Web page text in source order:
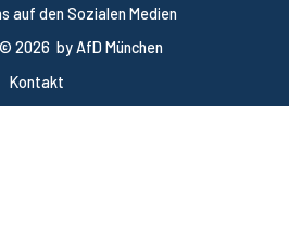
2026 by AfD München
Kontakt
auf den Sozialen Medien